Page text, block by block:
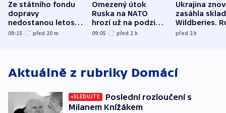
Ze státního fondu
dopravy
nedostanou letos
kraje na silnice ani
09:15 před 20 m
Omezený útok
Ruska na NATO
hrozí už na podzim,
varují tajné služby
09:05 před 2 h
Ukrajina
zasáhla
Wildberies.
útočili v
před 2h
Aktuálně z rubriky Domácí
SLEDUJTE
Poslední rozloučení s
Milanem Knížákem